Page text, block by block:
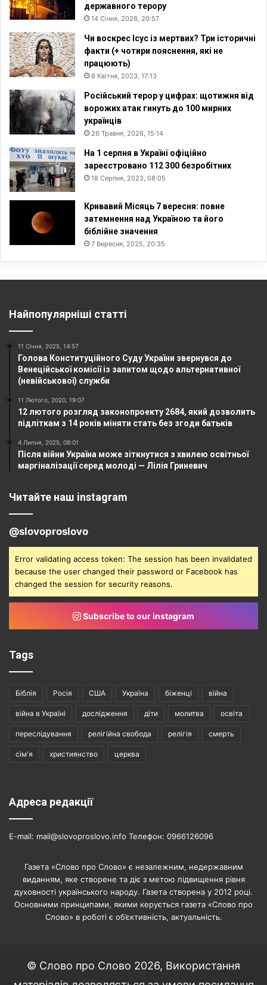
державного терору
14 Січня, 2026, 20:57
Чи воскрес Ісус із мертвих? Три історичні
факти (+ чотири пояснення, які не
працюють)
8 Квітня, 2023, 17:13
Російський терор у цифрах: щотижня від
ворожих атак гинуть до 100 мирних
українців
26 Травня, 2026, 15:14
На 1 серпня в Україні офіційно
зареєстровано 112 300 безробітних
18 Серпня, 2023, 08:05
Кривавий Місяць 7 вересня: повне
затемнення над Україною та його
біблійне значення
7 Вересня, 2025, 20:35
Найпопулярніші статті
11 Січня, 2025, 14:57
Голова Конституційного Суду України звернувся до
Венеційської комісії із запитом щодо альтернативної
(невійськової) служби
11 Лютого, 2020, 19:07
12 лютого розгляд законопроекту 2684, який дозволить
підліткам з 14 років міняти стать без згоди батьків
4 Липня, 2025, 08:01
Після війни Україна може зіткнутися з хвилею освітньої
маргіналізації серед молоді — Лілія Гриневич
Читайте наш instagram
@slovoproslovo
Error validating access token: The session has been invalidated
because the user changed their password or Facebook has
changed the session for security reasons.
Subscribe to our instagram
Tags
Біблія Росія США Україна біженці війна
війна в Україні дослідження діти молитва освіта
переслідування релігійна свобода релігія смерть
сім'я християнство церква
Адреса редакції
E-mail: mail@slovoproslovo.info Телефон: 0966126096
Газета «Слово про Слово» є незалежним, недержавним
виданням, яке створене та діє з метою підвищення рівня
духовності українського народу. Газета створена у 2012 році.
Основними принципами, якими керується газета «Слово про
Слово» в роботі є об’єктивність, актуальність.
© Слово про Слово 2026, Використання